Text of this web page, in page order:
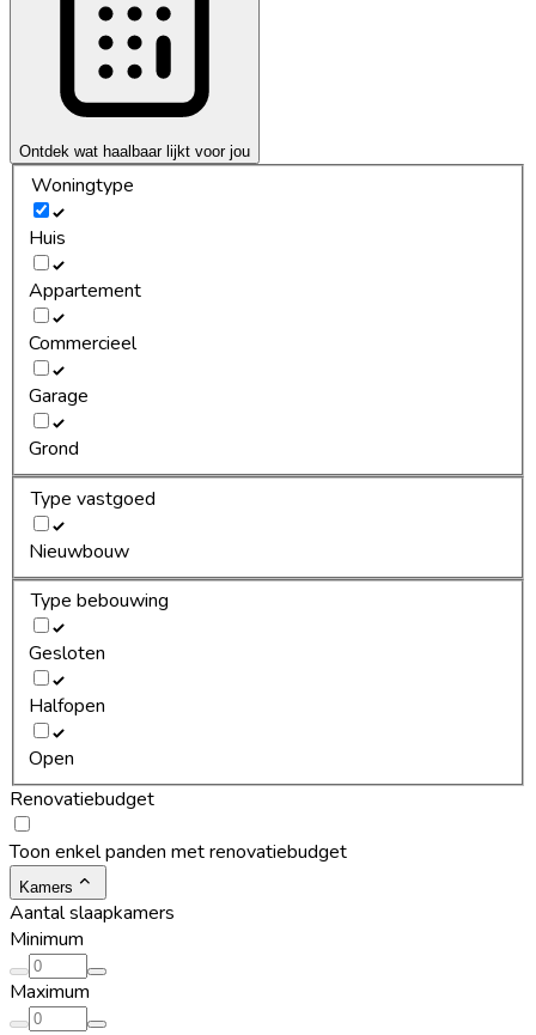
Ontdek wat haalbaar lijkt voor jou
Woningtype
Huis
Appartement
Commercieel
Garage
Grond
Type vastgoed
Nieuwbouw
Type bebouwing
Gesloten
Halfopen
Open
Renovatiebudget
Toon enkel panden met renovatiebudget
Kamers
Aantal slaapkamers
Minimum
Maximum